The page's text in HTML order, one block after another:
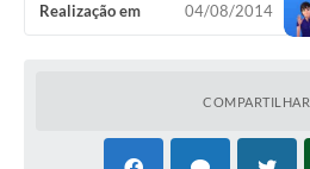
Realização em 04/08/2014
COMPARTILHAR